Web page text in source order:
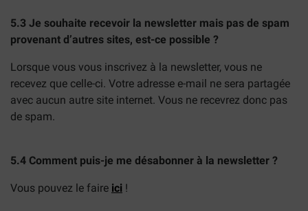
5.3 Je souhaite recevoir la newsletter mais pas de spam
provenant d’autres sites, est-ce possible ?
Lorsque vous vous inscrivez à la newsletter, vous ne
recevez que celle-ci. Votre adresse e-mail ne sera partagée
avec aucun autre site internet. Vous ne recevrez donc pas
de spam.
5.4 Comment puis-je me désabonner à la newsletter ?
Vous pouvez le faire ici !